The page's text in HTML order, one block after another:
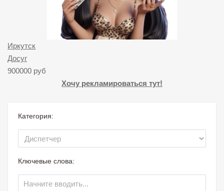
Иркутск
Досуг
900000 руб
Хочу рекламироваться тут!
Категория:
Ключевые слова: